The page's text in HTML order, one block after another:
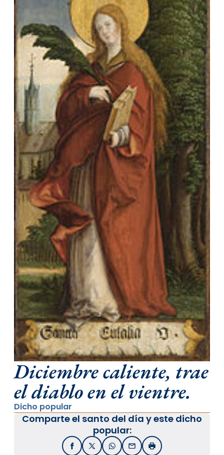
Diciembre caliente, trae
el diablo en el vientre.
Dicho popular
Comparte el santo del día y este dicho
popular:
FacebookX / TwitterWhatsApp
EmailImprimir